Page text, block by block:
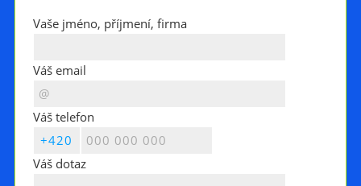
Vaše jméno, příjmení, firma
Váš email
Váš telefon
Váš dotaz